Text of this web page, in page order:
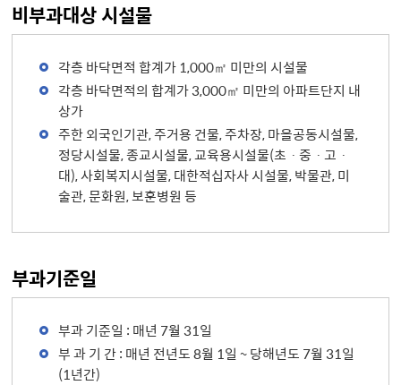
비부과대상 시설물
각층 바닥면적 합계가 1,000㎡ 미만의 시설물
각층 바닥면적의 합계가 3,000㎡ 미만의 아파트단지 내
상가
주한 외국인기관, 주거용 건물, 주차장, 마을공동시설물,
정당시설물, 종교시설물, 교육용시설물(초ㆍ중ㆍ고ㆍ
대), 사회복지시설물, 대한적십자사 시설물, 박물관, 미
술관, 문화원, 보훈병원 등
부과기준일
부과 기준일 : 매년 7월 31일
부 과 기 간 : 매년 전년도 8월 1일 ~ 당해년도 7월 31일
(1년간)